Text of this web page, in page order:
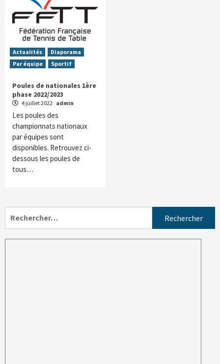
Actualités
Diaporama
Par équipe
Sportif
Poules de nationales 1ère
phase 2022/2023
4 juillet 2022 admin
Les poules des
championnats nationaux
par équipes sont
disponibles. Retrouvez ci-
dessous les poules de
tous…